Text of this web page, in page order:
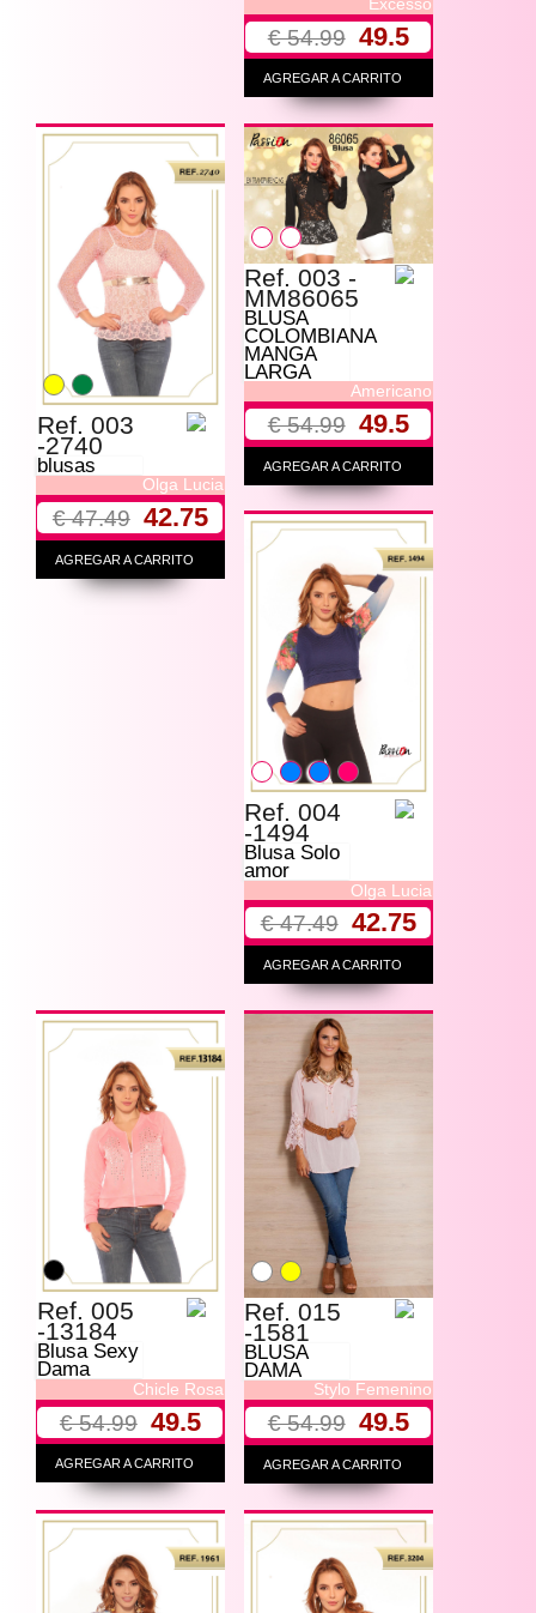
Excesso
€ 54.99 49.5
AGREGAR A CARRITO
Ref. 003
-2740
blusas
Olga Lucia
€ 47.49 42.75
AGREGAR A CARRITO
Ref. 003 -
MM86065
BLUSA
COLOMBIANA
MANGA
LARGA
Americano
€ 54.99 49.5
AGREGAR A CARRITO
Ref. 004
-1494
Blusa Solo
amor
Olga Lucia
€ 47.49 42.75
AGREGAR A CARRITO
Ref. 005
-13184
Blusa Sexy
Dama
Chicle Rosa
€ 54.99 49.5
AGREGAR A CARRITO
Ref. 015
-1581
BLUSA
DAMA
Stylo Femenino
€ 54.99 49.5
AGREGAR A CARRITO